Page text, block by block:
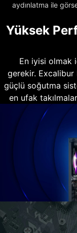
aydınlatma ile
Yüksek
En iyisi olmak
gerekir.
güçlü soğutma
en ufak